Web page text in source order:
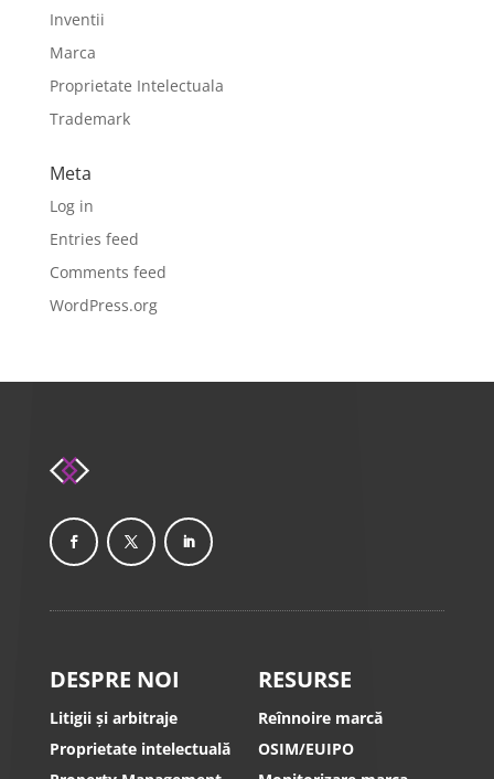
Inventii
Marca
Proprietate Intelectuala
Trademark
Meta
Log in
Entries feed
Comments feed
WordPress.org
DESPRE NOI
Litigii și arbitraje
Proprietate intelectuală
RESURSE
Reînnoire marcă
OSIM/EUIPO